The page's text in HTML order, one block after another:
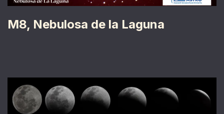
M8, Nebulosa de la Laguna